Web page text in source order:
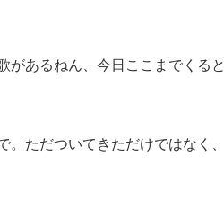
があるねん、今日ここまでくると
ただついてきただけではなく、